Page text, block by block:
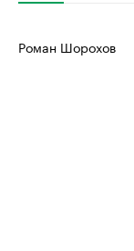
Роман Шорохов